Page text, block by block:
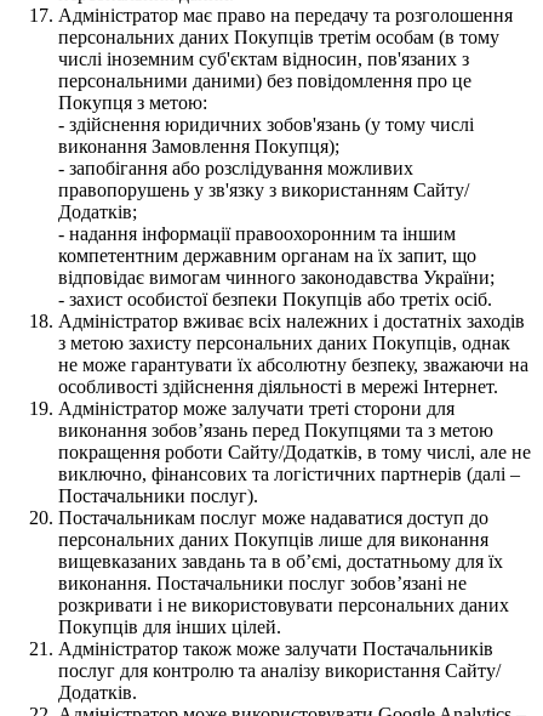
Адміністратор має право на передачу та розголошення
персональних даних Покупців третім особам (в тому
числі іноземним суб'єктам відносин, пов'язаних з
персональними даними) без повідомлення про це
Покупця з метою:
- здійснення юридичних зобов'язань (у тому числі
виконання Замовлення Покупця);
- запобігання або розслідування можливих
правопорушень у зв'язку з використанням Сайту/
Додатків;
- надання інформації правоохоронним та іншим
компетентним державним органам на їх запит, що
відповідає вимогам чинного законодавства України;
- захист особистої безпеки Покупців або третіх осіб.
Адміністратор вживає всіх належних і достатніх заходів
з метою захисту персональних даних Покупців, однак
не може гарантувати їх абсолютну безпеку, зважаючи на
особливості здійснення діяльності в мережі Інтернет.
Адміністратор може залучати треті сторони для
виконання зобов’язань перед Покупцями та з метою
покращення роботи Сайту/Додатків, в тому числі, але не
виключно, фінансових та логістичних партнерів (далі –
Постачальники послуг).
Постачальникам послуг може надаватися доступ до
персональних даних Покупців лише для виконання
вищевказаних завдань та в об’ємі, достатньому для їх
виконання. Постачальники послуг зобов’язані не
розкривати і не використовувати персональних даних
Покупців для інших цілей.
Адміністратор також може залучати Постачальників
послуг для контролю та аналізу використання Сайту/
Додатків.